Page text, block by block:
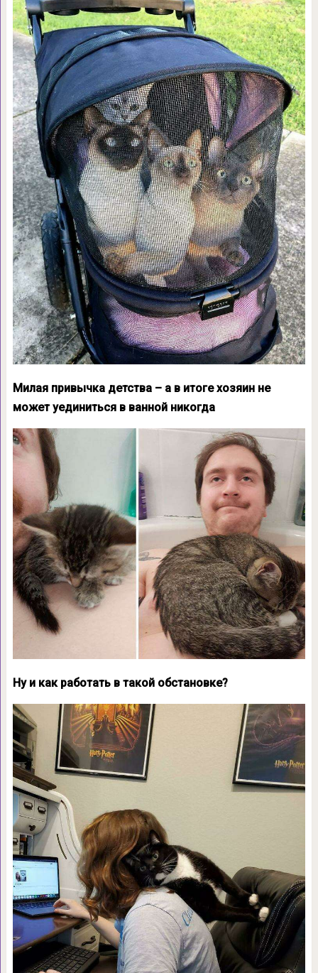
Милая привычка детства – а в итоге хозяин не
может уединиться в ванной никогда
Ну и как работать в такой обстановке?